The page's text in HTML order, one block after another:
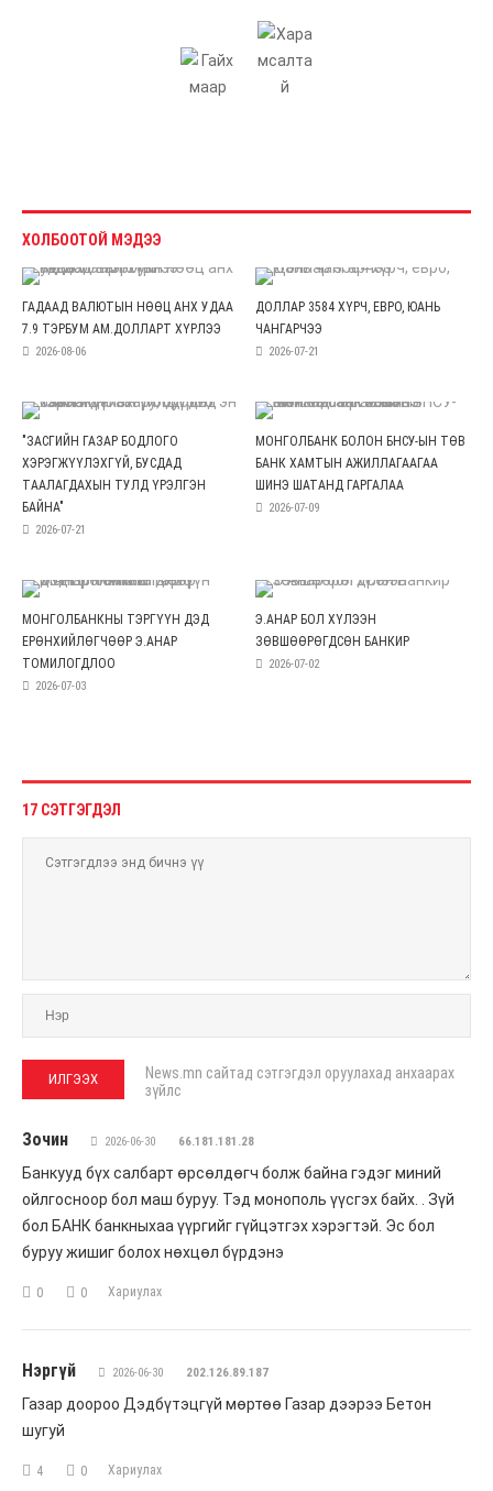
ХОЛБООТОЙ МЭДЭЭ
ГАДААД ВАЛЮТЫН НӨӨЦ АНХ УДАА
7.9 ТЭРБУМ АМ.ДОЛЛАРТ ХҮРЛЭЭ
2026-08-06
ДОЛЛАР 3584 ХҮРЧ, ЕВРО, ЮАНЬ
ЧАНГАРЧЭЭ
2026-07-21
"ЗАСГИЙН ГАЗАР БОДЛОГО
ХЭРЭГЖҮҮЛЭХГҮЙ, БУСДАД
ТААЛАГДАХЫН ТУЛД ҮРЭЛГЭН
БАЙНА"
2026-07-21
МОНГОЛБАНК БОЛОН БНСУ-ЫН ТӨВ
БАНК ХАМТЫН АЖИЛЛАГААГАА
ШИНЭ ШАТАНД ГАРГАЛАА
2026-07-09
МОНГОЛБАНКНЫ ТЭРГҮҮН ДЭД
ЕРӨНХИЙЛӨГЧӨӨР Э.АНАР
ТОМИЛОГДЛОО
2026-07-03
Э.АНАР БОЛ ХҮЛЭЭН
ЗӨВШӨӨРӨГДСӨН БАНКИР
2026-07-02
17 СЭТГЭГДЭЛ
News.mn сайтад сэтгэгдэл оруулахад анхаарах
зүйлс
Зочин 2026-06-30 66.181.181.28
Банкууд бүх салбарт өрсөлдөгч болж байна гэдэг миний
ойлгосноор бол маш буруу. Тэд монополь үүсгэх байх. . Зүй
бол БАНК банкныхаа үүргийг гүйцэтгэх хэрэгтэй. Эс бол
буруу жишиг болох нөхцөл бүрдэнэ
0 0 Хариулах
Нэргүй 2026-06-30 202.126.89.187
Газар доороо Дэдбүтэцгүй мөртөө Газар дээрээ Бетон
шугуй
4 0 Хариулах